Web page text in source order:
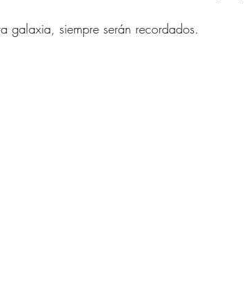
galaxia, siempre serán recordados.